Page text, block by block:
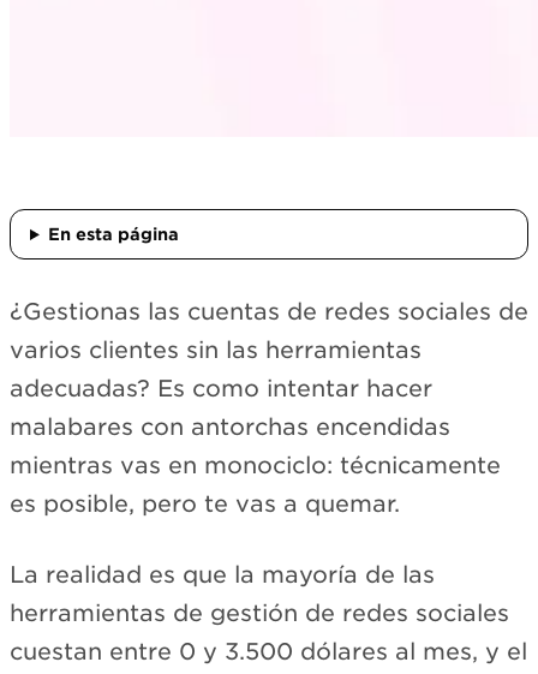
En esta página
¿Gestionas las cuentas de redes sociales de
varios clientes sin las herramientas
adecuadas? Es como intentar hacer
malabares con antorchas encendidas
mientras vas en monociclo: técnicamente
es posible, pero te vas a quemar.
La realidad es que la mayoría de las
herramientas de gestión de redes sociales
cuestan entre 0 y 3.500 dólares al mes, y el